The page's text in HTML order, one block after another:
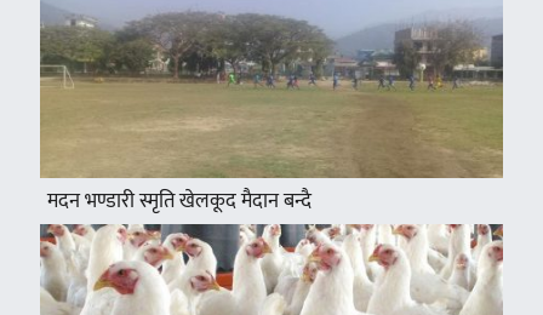
मदन भण्डारी स्मृति खेलकूद मैदान बन्दै